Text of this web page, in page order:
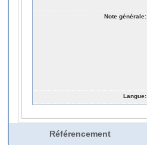
Note générale:
Langue:
Référencement